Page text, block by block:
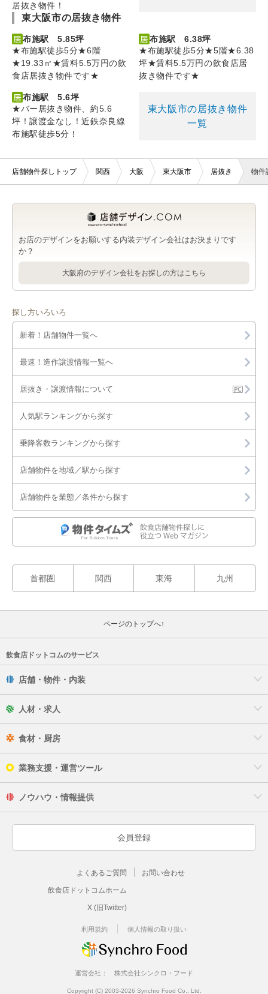
居抜き物件！
東大阪市の居抜き物件
布施駅 5.85坪
★布施駅徒歩5分★6階
★19.33㎡★賃料5.5万円の飲
食店居抜き物件です★
布施駅 6.38坪
★布施駅徒歩5分★5階★6.38
坪★賃料5.5万円の飲食店居
抜き物件です★
布施駅 5.6坪
★バー居抜き物件、約5.6
坪！譲渡金なし！近鉄奈良線
布施駅徒歩5分！
東大阪市の居抜き物件
一覧
店舗物件探しトップ 関西 大阪 東大阪市 居抜き 物件
お店のデザインをお願いする内装デザイン会社はお決まりです
か？
大阪府のデザイン会社をお探しの方はこちら
探し方いろいろ
新着！店舗物件一覧へ
最速！造作譲渡情報一覧へ
居抜き・譲渡情報について
人気駅ランキングから探す
乗降客数ランキングから探す
店舗物件を地域／駅から探す
店舗物件を業態／条件から探す
首都圏 関西 東海 九州
ページのトップへ↑
飲食店ドットコムのサービス
店舗・物件・内装
人材・求人
食材・厨房
業務支援・運営ツール
ノウハウ・情報提供
会員登録
よくあるご質問 お問い合わせ
飲食店ドットコムホーム
X (旧Twitter)
利用規約 個人情報の取り扱い
運営会社： 株式会社シンクロ・フード
Copyright (C) 2003-2026 Synchro Food Co., Ltd.